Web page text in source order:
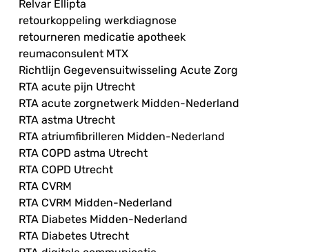
Relvar Ellipta
retourkoppeling werkdiagnose
retourneren medicatie apotheek
reumaconsulent MTX
Richtlijn Gegevensuitwisseling Acute Zorg
RTA acute pijn Utrecht
RTA acute zorgnetwerk Midden-Nederland
RTA astma Utrecht
RTA atriumfibrilleren Midden-Nederland
RTA COPD astma Utrecht
RTA COPD Utrecht
RTA CVRM
RTA CVRM Midden-Nederland
RTA Diabetes Midden-Nederland
RTA Diabetes Utrecht